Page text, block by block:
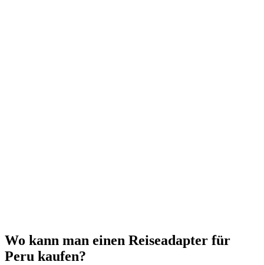
Wo kann man einen Reiseadapter für
Peru kaufen?